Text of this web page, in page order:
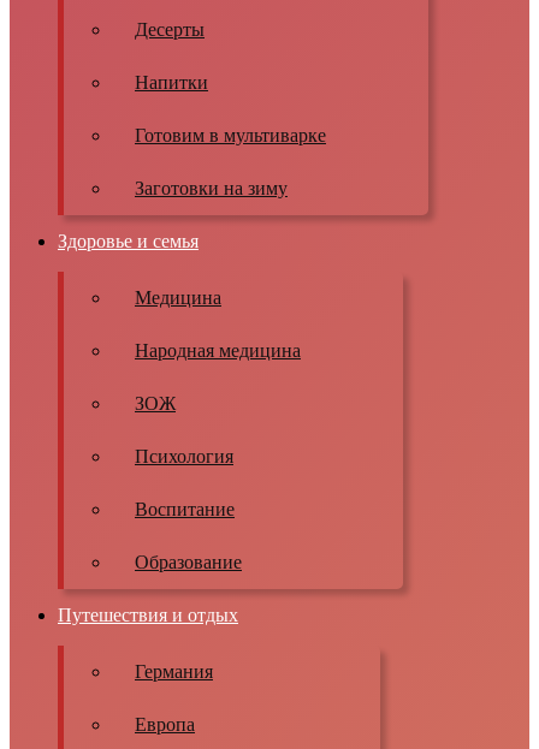
Десерты
Напитки
Готовим в мультиварке
Заготовки на зиму
Здоровье и семья
Медицина
Народная медицина
ЗОЖ
Психология
Воспитание
Образование
Путешествия и отдых
Германия
Европа